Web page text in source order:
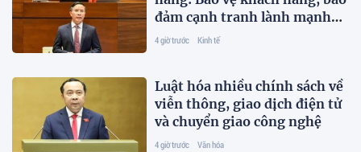
đảm cạnh tranh lành mạnh
trên thị trường tài chính
4 giờ trước Kinh tế
Luật hóa nhiều chính sách về
viễn thông, giao dịch điện tử
và chuyển giao công nghệ
4 giờ trước Văn hóa